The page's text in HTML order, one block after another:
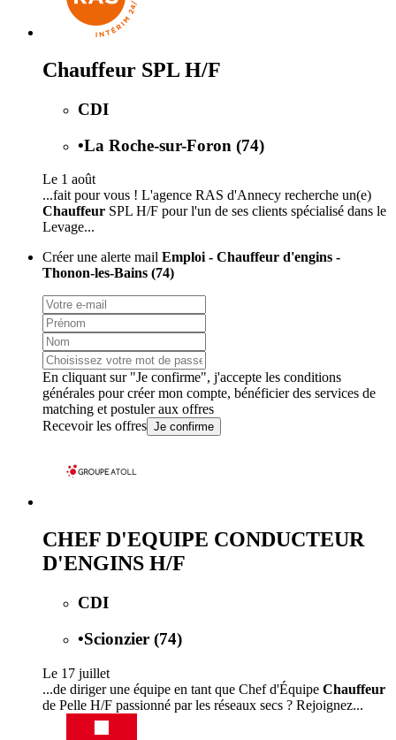
Chauffeur SPL H/F
CDI
•La Roche-sur-Foron (74)
Le 1 août
...fait pour vous ! L'agence RAS d'Annecy recherche un(e)
Chauffeur SPL H/F pour l'un de ses clients spécialisé dans le
Levage...
Créer une alerte mail Emploi - Chauffeur d'engins -
Thonon-les-Bains (74)
En cliquant sur "Je confirme", j'accepte les conditions
générales pour créer mon compte, bénéficier des services de
matching et postuler aux offres
Recevoir les offres Je confirme
CHEF D'EQUIPE CONDUCTEUR
D'ENGINS H/F
CDI
•Scionzier (74)
Le 17 juillet
...de diriger une équipe en tant que Chef d'Équipe Chauffeur
de Pelle H/F passionné par les réseaux secs ? Rejoignez...